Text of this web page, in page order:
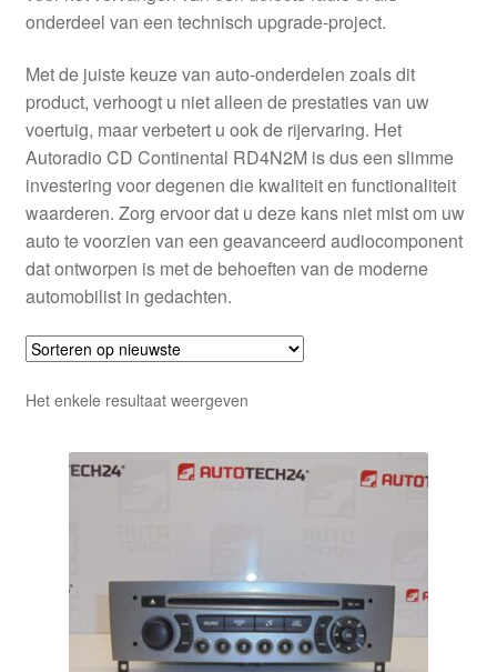
Privacybeleid
Wereldwijde verzending
Winkelwagen
onderdeel van een technisch upgrade-project.
Met de juiste keuze van auto-onderdelen zoals dit
product, verhoogt u niet alleen de prestaties van uw
voertuig, maar verbetert u ook de rijervaring. Het
Autoradio CD Continental RD4N2M is dus een slimme
investering voor degenen die kwaliteit en functionaliteit
waarderen. Zorg ervoor dat u deze kans niet mist om uw
auto te voorzien van een geavanceerd audiocomponent
dat ontworpen is met de behoeften van de moderne
automobilist in gedachten.
Het enkele resultaat weergeven